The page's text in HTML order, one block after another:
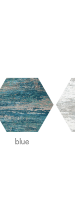
blue